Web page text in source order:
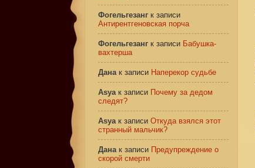
Фогельгезанг к записи
Антирентгеновская порча
Фогельгезанг к записи Бабушка-
вахтерша
Данак записи Наперекор судьбе
Asyaк записи Почему за дедом
следят?
Asyaк записи Откуда взялся этот
странный мальчик?
Данак записи Предупреждение о
скорой смерти